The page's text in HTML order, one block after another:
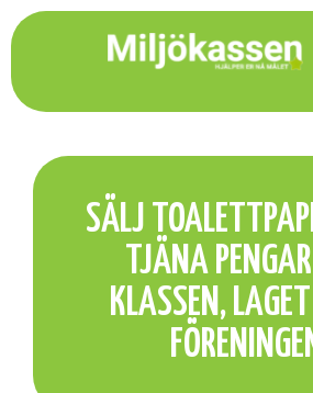
SÄLJ
TJÄNA
KLASSEN,